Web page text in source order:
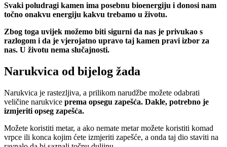
Svaki poludragi kamen ima posebnu bioenergiju i donosi nam
točno onakvu energiju kakvu trebamo u životu.
Zbog toga uvijek možemo biti sigurni da nas je privukao s
razlogom i da je vjerojatno upravo taj kamen pravi izbor za
nas. U životu nema slučajnosti.
Narukvica od bijelog žada
Narukvica je rastezljiva, a prilikom narudžbe možete odabrati
veličine narukvice prema opsegu zapešća. Dakle, potrebno je
izmjeriti opseg zapešća.
Možete koristiti metar, a ako nemate metar možete koristiti komad
vrpce ili konca kojim ćete izmjeriti zapešće, a onda taj dio staviti na